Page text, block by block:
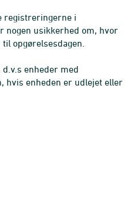
registreringerne i
nogen usikkerhed om, hvor
opgørelsesdagen.
enheder med
hvis enheden er udlejet eller